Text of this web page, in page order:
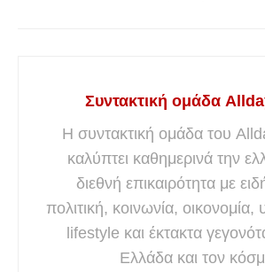
Συντακτική ομάδα
Η συντακτική ομάδα του
καλύπτει καθημερινά την
διεθνή επικαιρότητα με
πολιτική, κοινωνία, οικονομία,
lifestyle και έκτακτα
Ελλάδα και τον